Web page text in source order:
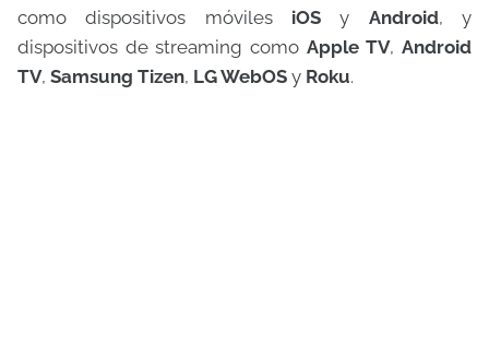
como dispositivos móviles iOS y Android, y
dispositivos de streaming como Apple TV,Android
TV, Samsung Tizen, LG WebOS y Roku.